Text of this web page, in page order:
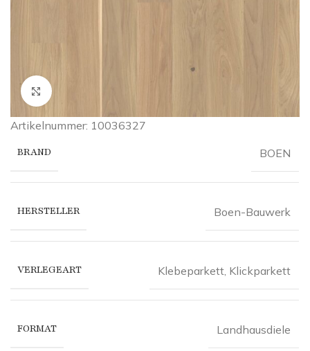
Click to enlarge
Artikelnummer: 10036327
BRAND BOEN
HERSTELLER Boen-Bauwerk
VERLEGEART Klebeparkett Klickparkett
FORMAT Landhausdiele